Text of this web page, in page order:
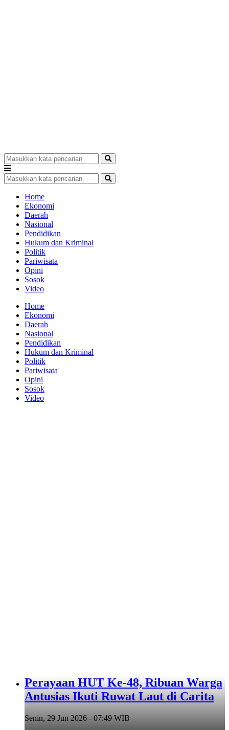
Home
Ekonomi
Daerah
Nasional
Pendidikan
Hukum dan Kriminal
Politik
Pariwisata
Opini
Sosok
Video
Home
Ekonomi
Daerah
Nasional
Pendidikan
Hukum dan Kriminal
Politik
Pariwisata
Opini
Sosok
Video
Perayaan HUT Ke-48, Ribuan Warga
Antusias Ikuti Ruwat Laut di Carita
Senin, 29 Jun 2026 - 07:49 WIB